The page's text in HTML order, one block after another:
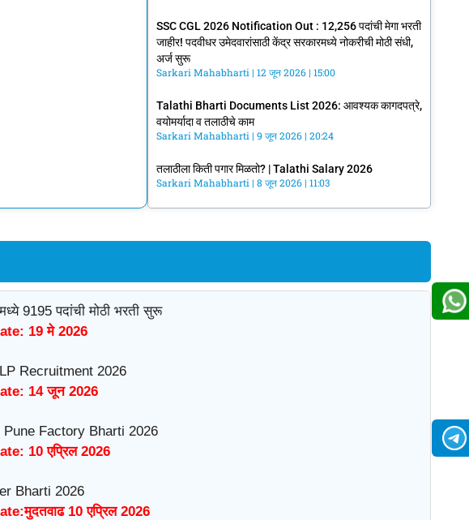
SSC CGL 2026 Notification Out : 12,256 पदांची मेगा भरती
जाहीर! पदवीधर उमेदवारांसाठी केंद्र सरकारमध्ये नोकरीची मोठी संधी,
अर्ज सुरू
Sarkari Mahabharti
12 जून 2026 15:00
Talathi Bharti Documents List 2026: आवश्यक कागदपत्रे,
वयोमर्यादा व तलाठीचे काम
Sarkari Mahabharti
9 जून 2026 20:24
तलाठीला किती पगार मिळतो? | Talathi Salary 2026
Sarkari Mahabharti
8 जून 2026 11:03
9195 पदांची मोठी भरती सुरू
19 मे 2026
Recruitment 2026
14 जून 2026
Pune Factory Bharti 2026
10 एप्रिल 2026
Bharti 2026
10 एप्रिल 2026